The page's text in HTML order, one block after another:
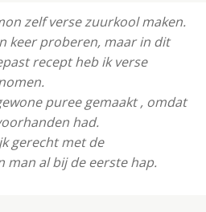
zelf verse zuurkool maken.
keer proberen, maar in dit
recept heb ik verse
puree gemaakt , omdat
had.
gerecht met de
al bij de eerste hap.